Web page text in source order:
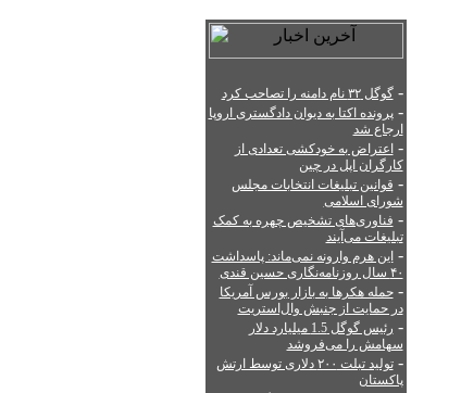
-گوگل ۳۲ نام دامنه را تصاحب کرد
-پرونده اکتا به دیوان دادگستری اروپا
ارجاع شد
- اعتراض به خودکشی تعدادی از
کارگران اپل در چین
- قوانین تبلیغات انتخابات مجلس
شورای اسلامی
- فناوری‌های تشخیص چهره به کمک
تبلیغات می‌آیند
-این هرم وارونه نمی‌ماند: پاسداشت
۴۰ سال روزنامه‌نگاری حسین قندی
-حمله هکرها به بازار بورس آمریکا
در حمایت از جنبش وال‌استریت
-
رئیس گوگل 1.5 میلیارد دلار
سهامش را می‌فروشد
-
تولید تبلت ۲۰۰ دلاری توسط ارتش
پاکستان